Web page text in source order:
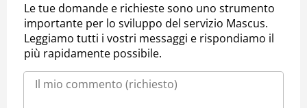
Le tue domande e richieste sono uno strumento
importante per lo sviluppo del servizio Mascus.
Leggiamo tutti i vostri messaggi e rispondiamo il
più rapidamente possibile.